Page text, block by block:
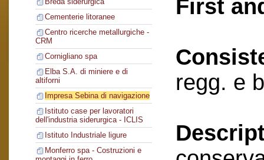
Cementerie litoranee
Centro ricerche metallurgiche -
CRM
Cornigliano spa
Elba S.A. di miniere e di
altiforni
Impresa Sebina di navigazione
Istituto case per lavoratori
dell'industria siderurgica - ICLIS
Istituto Industriale ligure
Monferro spa - Costruzioni e
First
regg. e